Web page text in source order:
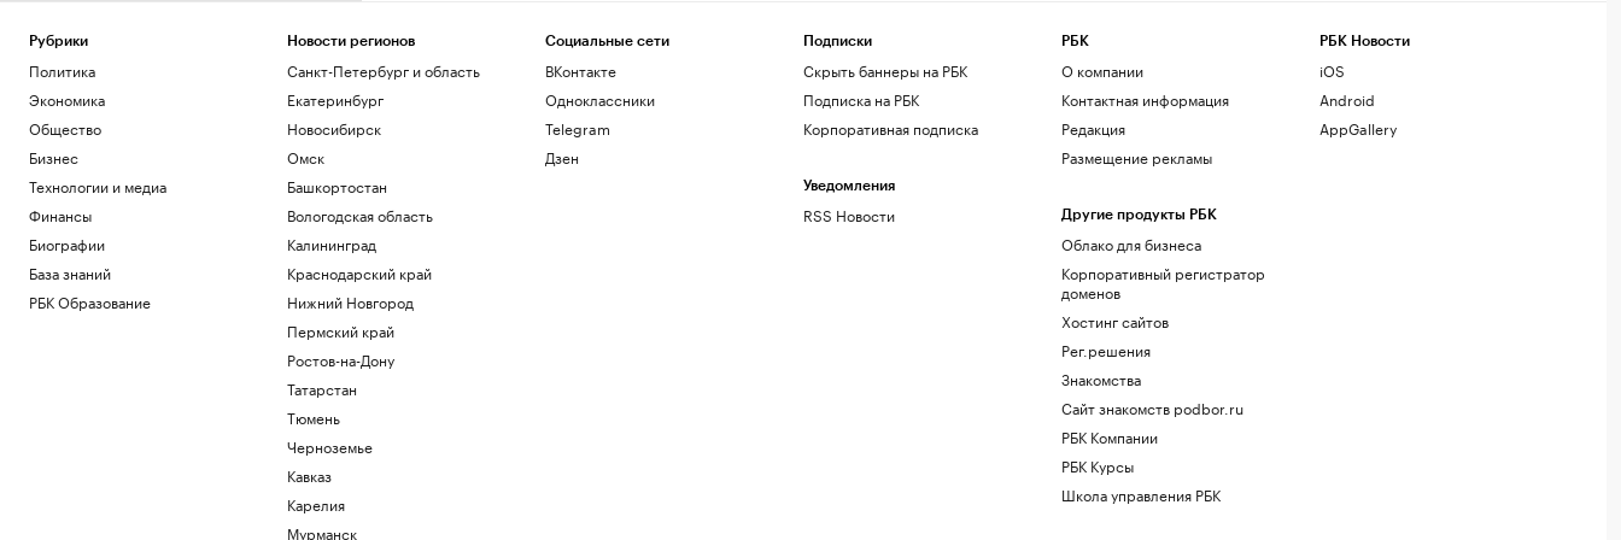
Рубрики
Политика
Экономика
Общество
Бизнес
Технологии и медиа
Финансы
Биографии
База знаний
РБК Образование
Новости регионов
Санкт-Петербург и область
Екатеринбург
Новосибирск
Омск
Башкортостан
Вологодская область
Калининград
Краснодарский край
Нижний Новгород
Пермский край
Ростов-на-Дону
Татарстан
Тюмень
Черноземье
Кавказ
Карелия
Мурманск
Социальные сети
ВКонтакте
Одноклассники
Telegram
Дзен
Подписки
Скрыть баннеры на РБК
Подписка на РБК
Корпоративная подписка
Уведомления
RSS Новости
РБК
О компании
Контактная информация
Редакция
Размещение рекламы
Другие продукты РБК
Облако для бизнеса
Корпоративный регистратор
доменов
Хостинг сайтов
Рег.решения
Знакомства
Сайт знакомств podbor.ru
РБК Компании
РБК Курсы
Школа управления РБК
РБК Новости
iOS
Android
AppGallery